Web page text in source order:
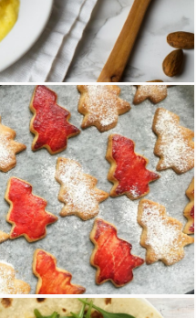
con coulis di cachi